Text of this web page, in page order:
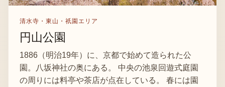
清水寺・東山・祇園エリア
円山公園
1886（明治19年）に、京都で始めて造られた公
園。八坂神社の奥にある。 中央の池泉回遊式庭園
の周りには料亭や茶店が点在している。 春には園